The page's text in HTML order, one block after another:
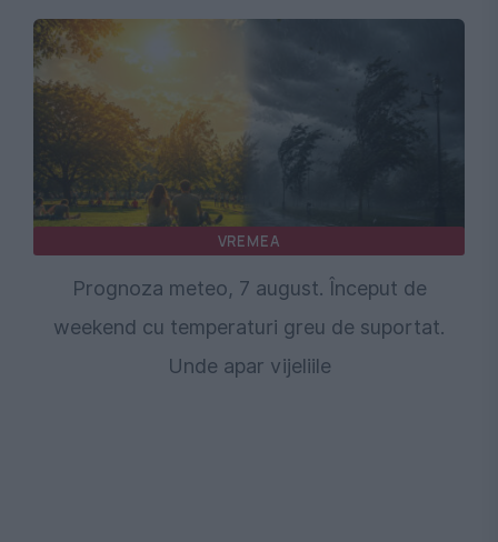
VREMEA
Prognoza meteo, 7 august. Început de
weekend cu temperaturi greu de suportat.
Unde apar vijeliile